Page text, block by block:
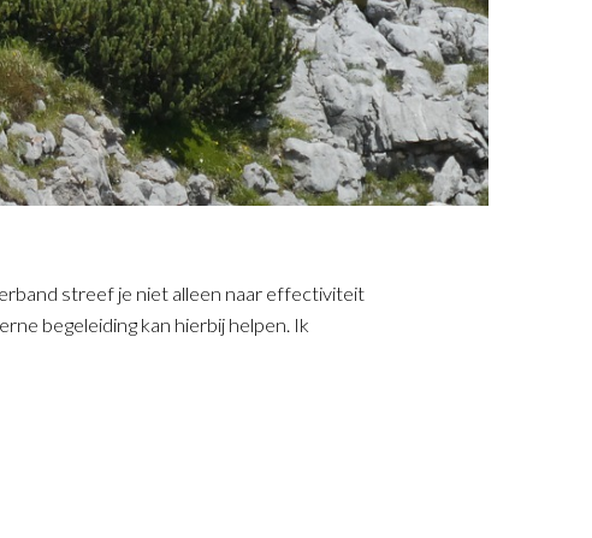
streef je niet alleen naar effectiviteit
begeleiding kan hierbij helpen. Ik